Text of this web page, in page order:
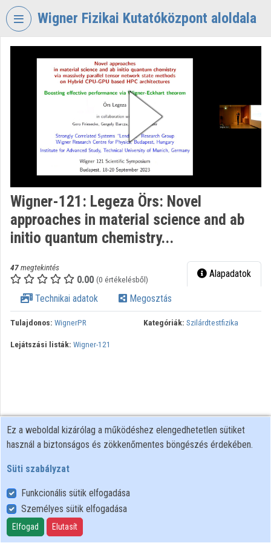
Fejléc kihagyása
Wigner Fizikai Kutatóközpont aloldala
Intézményi kezdőlap
Kategóriák
Intézményi listák
Intézmények
Közreműködők
Wigner-121: Legeza Örs: Novel
approaches in material science and ab
initio quantum chemistry...
47megtekintés
0.00 (0 értékelésből) Alapadatok
Technikai adatok Megosztás
Tulajdonos: WignerPR Kategóriák: Szilárdtestfizika
Lejátszási listák: Wigner-121
Felhasználói szabályzat
Adatkezelési tájékoztató
Süti szabályzat
Ez a weboldal kizárólag a működéshez elengedhetetlen sütiket
használ a biztonságos és zökkenőmentes böngészés érdekében.
Süti szabályzat
Funkcionális sütik elfogadása
Személyes sütik elfogadása
Elfogad Elutasít